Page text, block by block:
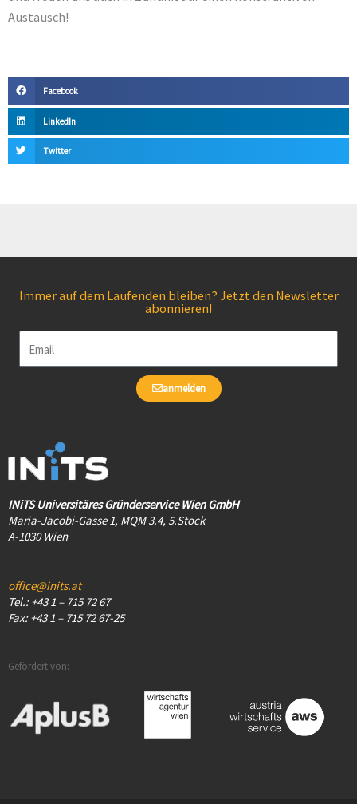
Austausch!
Facebook
LinkedIn
Twitter
Immer auf dem Laufenden bleiben? Jetzt den Newsletter
abonnieren!
anmelden
INiTS Universitäres Gründerservice Wien GmbH
Maria-Jacobi-Gasse 1, MQM 3.4, 5.Stock
A-1030 Wien
office@inits.at
Tel.: +43 1 – 715 72 67
Fax: +43 1 – 715 72 67-25
Gefördert von: